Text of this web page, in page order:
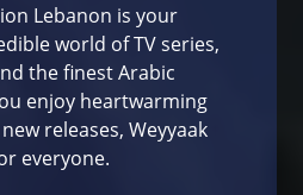
Lebanon is your
world of TV series,
the finest Arabic
enjoy heartwarming
releases, Weyyaak
everyone.